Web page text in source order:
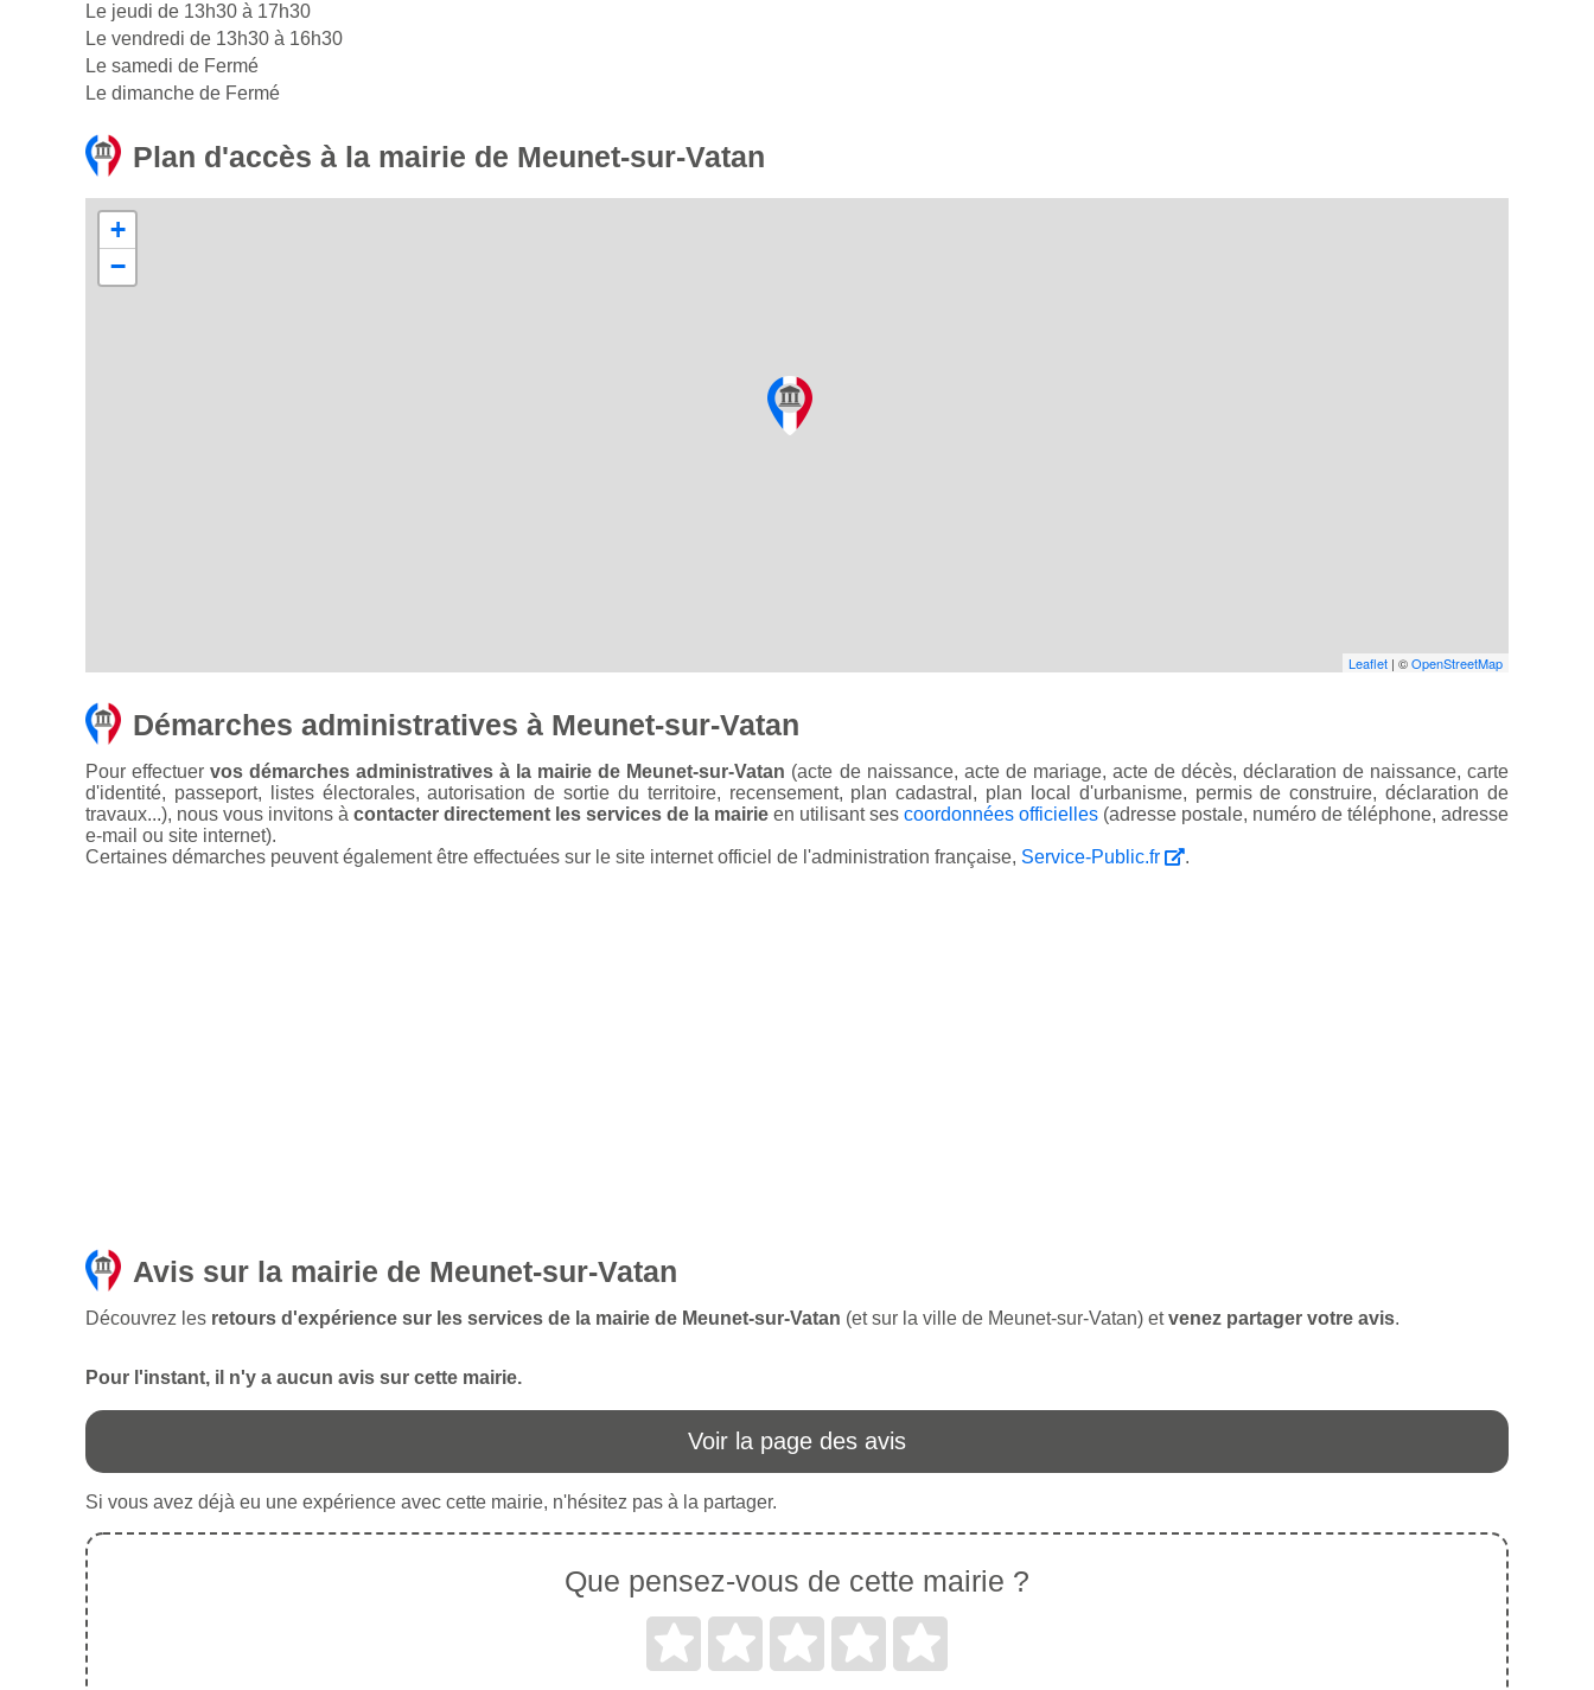
Le jeudi de 13h30 à 17h30
Le vendredi de 13h30 à 16h30
Le samedi de Fermé
Le dimanche de Fermé
Plan d'accès à la mairie de Meunet-sur-Vatan
+
−
Leaflet | ©OpenStreetMap
Démarches administratives à Meunet-sur-Vatan
Pour effectuervos démarches administratives à la mairie de Meunet-sur-Vatan (acte de naissance, acte de mariage, acte de décès, déclaration de naissance, carte
d'identité, passeport, listes électorales, autorisation de sortie du territoire, recensement, plan cadastral, plan local d'urbanisme, permis de construire, déclaration de
travaux...), nous vous invitons à contacter directement les services de la mairie en utilisant ses coordonnées officielles (adresse postale, numéro de téléphone, adresse
e-mail ou site internet).
Certaines démarches peuvent également être effectuées sur le site internet officiel de l'administration française, Service-Public.fr .
Avis sur la mairie de Meunet-sur-Vatan
Découvrez les retours d'expérience sur les services de la mairie de Meunet-sur-Vatan (et sur la ville de Meunet-sur-Vatan) etvenez partager votre avis.
Pour l'instant, il n'y a aucun avis sur cette mairie.
Voir la page des avis
Si vous avez déjà eu une expérience avec cette mairie, n'hésitez pas à la partager.
Que pensez-vous de cette mairie ?